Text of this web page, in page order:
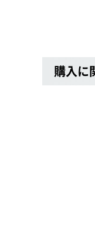
購入に